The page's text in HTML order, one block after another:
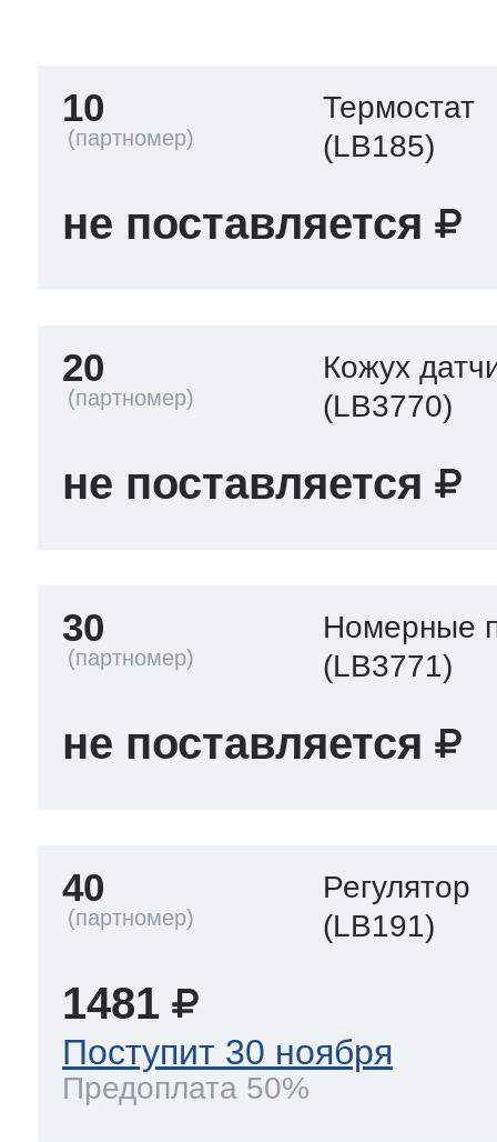
морозилок
10
Термостат
(LB185)
не поставляется
20
Кожух
(LB3770)
не поставляется
30
Номерные
(LB3771)
не поставляется
40
Регулятор
(LB191)
1481
Поступит 30 ноября
Предоплата 50%